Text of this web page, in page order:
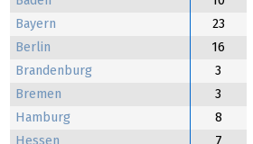
Bayern
23
Berlin
16
Brandenburg
3
Bremen
3
Hamburg
8
Hessen
7